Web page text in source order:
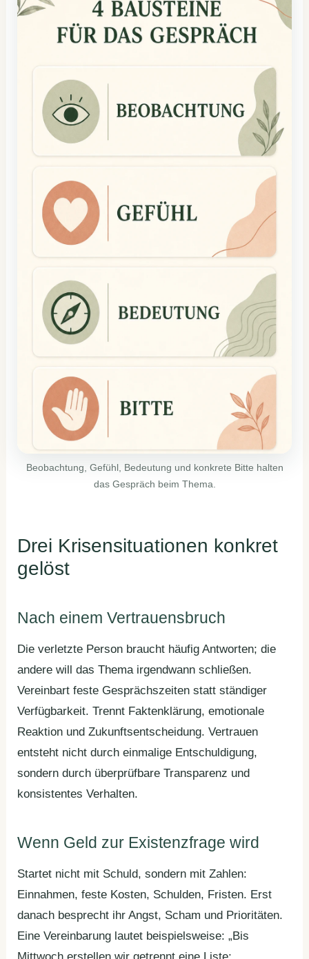
Beobachtung, Gefühl, Bedeutung und konkrete Bitte halten
das Gespräch beim Thema.
Drei Krisensituationen konkret
gelöst
Nach einem Vertrauensbruch
Die verletzte Person braucht häufig Antworten; die
andere will das Thema irgendwann schließen.
Vereinbart feste Gesprächszeiten statt ständiger
Verfügbarkeit. Trennt Faktenklärung, emotionale
Reaktion und Zukunftsentscheidung. Vertrauen
entsteht nicht durch einmalige Entschuldigung,
sondern durch überprüfbare Transparenz und
konsistentes Verhalten.
Wenn Geld zur Existenzfrage wird
Startet nicht mit Schuld, sondern mit Zahlen:
Einnahmen, feste Kosten, Schulden, Fristen. Erst
danach besprecht ihr Angst, Scham und Prioritäten.
Eine Vereinbarung lautet beispielsweise: „Bis